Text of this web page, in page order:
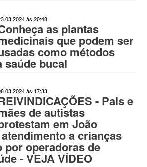
às 20:48
as plantas
que podem ser
como métodos
saúde bucal
às 17:33
- Pais e
de autistas
em João
a crianças
por operadoras de
- VEJA VÍDEO